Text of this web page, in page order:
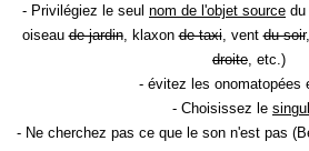
- Privilégiez le seul nom de l'objet source du
oiseaude jardin, klaxonde taxi, ventdu soir
droite , etc.)
- évitez les onomatopées
- Choisissez le
- Ne cherchez pas ce que le son n'est pas